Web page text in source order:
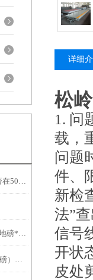
防爆电子秤（桌秤）磅称能否在50度的环境中使用？
永丰电子汽车衡*方松便携式地磅*罗泾电子秤*枫泾便携式地磅
甘孜200吨汽车衡（隔爆电子磅）电子防爆吊秤
详细
松
1. 问
载，
问题
件、
新检
法”
信号
开状
皮处